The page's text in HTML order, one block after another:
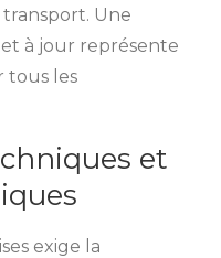
Une
à jour représente
tous les
et
exige la